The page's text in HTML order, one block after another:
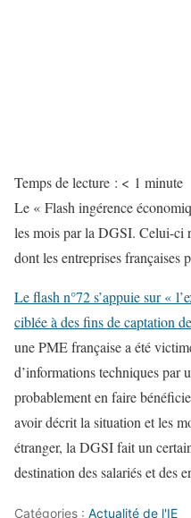
Temps de lecture : < 1 minute
Le « Flash ingérence
les mois par la DGSI. Celui-ci
dont les entreprises françaises
Le flash n°72 s’appuie sur «
ciblée à des fins de captation
une PME française a été
d’informations techniques par
probablement en faire
avoir décrit la situation et les
étranger, la DGSI fait un
destination des salariés et des
Catégories : Actualité de l'IE